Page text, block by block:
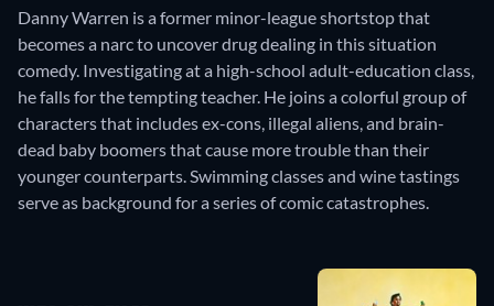
Danny Warren is a former minor-league shortstop that
becomes a narc to uncover drug dealing in this situation
comedy. Investigating at a high-school adult-education class,
he falls for the tempting teacher. He joins a colorful group of
characters that includes ex-cons, illegal aliens, and brain-
dead baby boomers that cause more trouble than their
younger counterparts. Swimming classes and wine tastings
serve as background for a series of comic catastrophes.